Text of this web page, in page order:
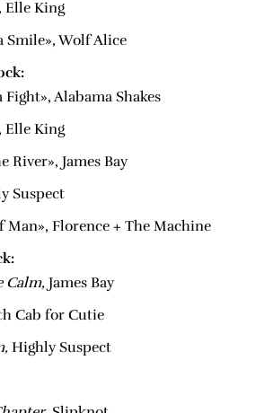
Elle King
Smile», Wolf Alice
Fight», Alabama Shakes
Elle King
River», James Bay
Suspect
Man», Florence + The Machine
Calm,​ James Bay
Cab for Cutie
​Highly Suspect